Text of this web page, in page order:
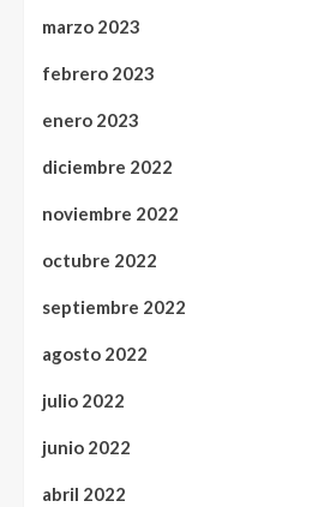
marzo 2023
febrero 2023
enero 2023
diciembre 2022
noviembre 2022
octubre 2022
septiembre 2022
agosto 2022
julio 2022
junio 2022
abril 2022